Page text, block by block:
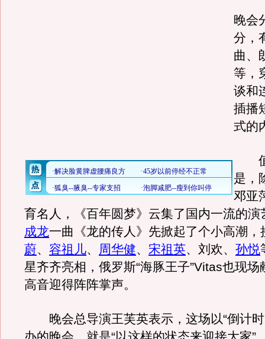
晚会
分，
曲、
等，
谈和
插播
式的
值
是，
邓亚
育名人，《百年圆梦》云集了国内一流的演
成龙一曲《龙的传人》先掀起了个小高潮，
蔚、 容祖儿、 周华健、 宋祖英、刘欢、 孙悦
星齐齐亮相，俄罗斯“海豚王子”Vitas也现场
高音迎得阵阵掌声。
晚会总导演王芙英表示，这场以“倒计时